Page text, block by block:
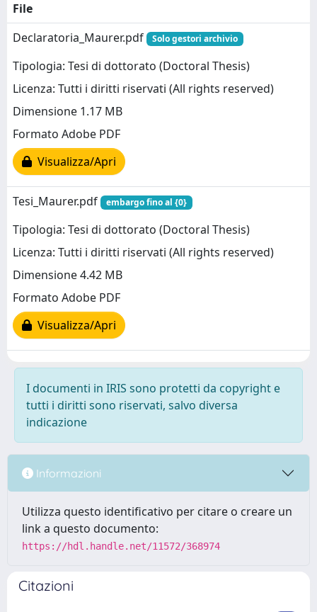
File
Declaratoria_Maurer.pdf
Solo gestori archivio
Tipologia: Tesi di dottorato (Doctoral Thesis)
Licenza: Tutti i diritti riservati (All rights reserved)
Dimensione 1.17 MB
Formato Adobe PDF
Visualizza/Apri
Tesi_Maurer.pdf embargo fino al {0}
Tipologia: Tesi di dottorato (Doctoral Thesis)
Licenza: Tutti i diritti riservati (All rights reserved)
Dimensione 4.42 MB
Formato Adobe PDF
Visualizza/Apri
I documenti in IRIS sono protetti da copyright e
tutti i diritti sono riservati, salvo diversa
indicazione
Informazioni
Utilizza questo identificativo per citare o creare un
link a questo documento:
https://hdl.handle.net/11572/368974
Citazioni